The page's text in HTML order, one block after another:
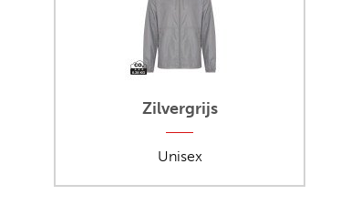
Zilvergrijs
Unisex